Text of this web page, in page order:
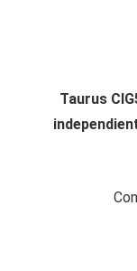
Taurus